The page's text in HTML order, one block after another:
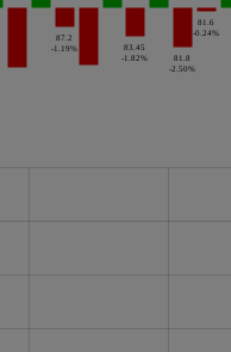
87.2
-1.19%
83.45
-1.82%
81.8
-2.50%
81.6
-0.24%